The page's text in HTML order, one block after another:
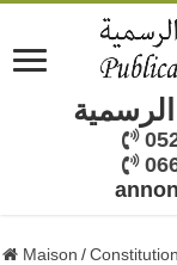
الرسمية
Maison /